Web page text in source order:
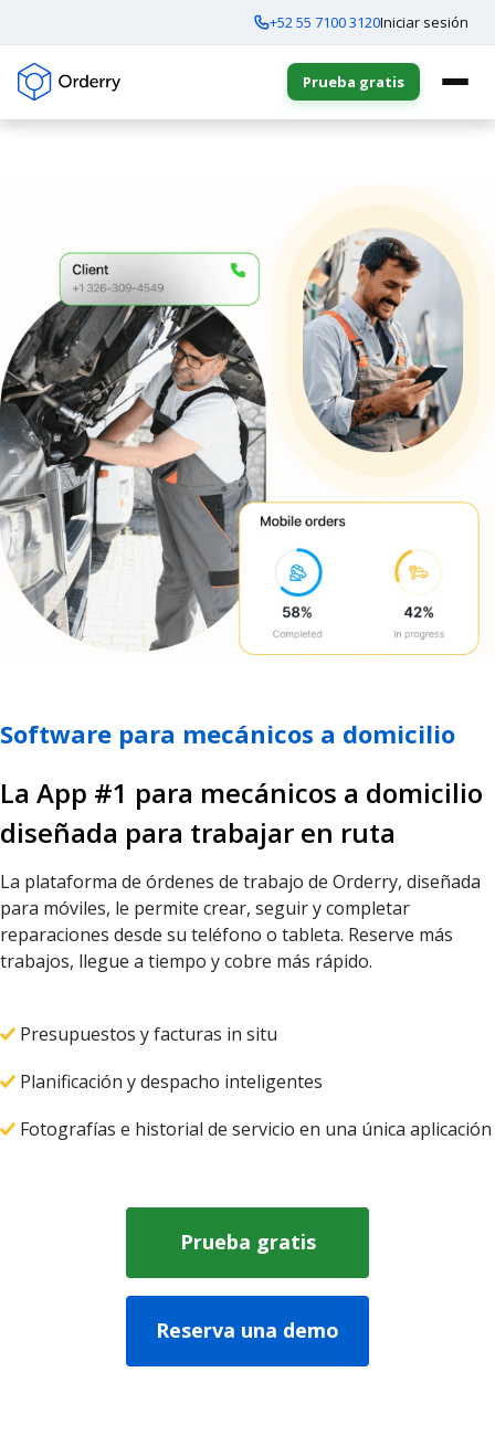
+52 55 7100 3120Iniciar sesión
Prueba gratis
Software para mecánicos a domicilio
La App #1 para mecánicos a domicilio
diseñada para trabajar en ruta
La plataforma de órdenes de trabajo de Orderry, diseñada
para móviles, le permite crear, seguir y completar
reparaciones desde su teléfono o tableta. Reserve más
trabajos, llegue a tiempo y cobre más rápido.
Presupuestos y facturas in situ
Planificación y despacho inteligentes
Fotografías e historial de servicio en una única aplicación
Prueba gratis
Reserva una demo